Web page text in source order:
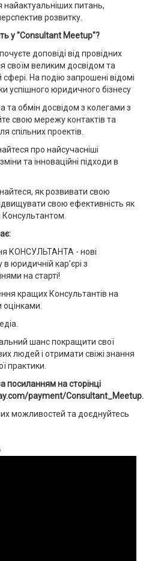
найактуальніших питань,
розвитку.
у "Consultant Meetup"?
доповіді від провідних
своїм великим досвідом та
На подію запрошені відомі
успішного юридичного бізнесу
та обмін досвідом з колегами з
свою мережу контактів та
спільних проектів.
про найсучасніші
та інноваційні підходи в
як розвивати свою
свою ефективність як
КОНСУЛЬТАНТА - нові
юридичній кар’єрі з
на старті!
кращих Консультантів на
оцінками.
шанс покращити свої
людей і отримати свіжі знання
практики.
посиланням на сторінці
payment/Consultant_Meetup.
можливостей та доєднуйтесь